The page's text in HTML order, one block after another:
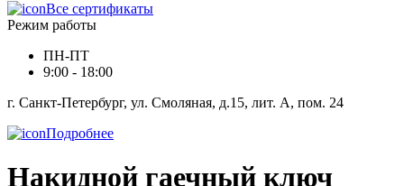
Все сертификаты
Режим работы
ПН-ПТ
9:00 - 18:00
г. Санкт-Петербург, ул. Смоляная, д.15, лит. А, пом. 24
Подробнее
Накидной гаечный ключ